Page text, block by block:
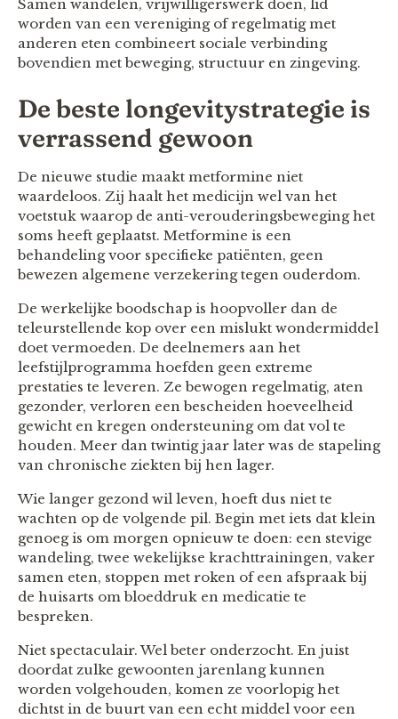
Samen wandelen, vrijwilligerswerk doen, lid
worden van een vereniging of regelmatig met
anderen eten combineert sociale verbinding
bovendien met beweging, structuur en zingeving.
De beste longevitystrategie is
verrassend gewoon
De nieuwe studie maakt metformine niet
waardeloos. Zij haalt het medicijn wel van het
voetstuk waarop de anti-verouderingsbeweging het
soms heeft geplaatst. Metformine is een
behandeling voor specifieke patiënten, geen
bewezen algemene verzekering tegen ouderdom.
De werkelijke boodschap is hoopvoller dan de
teleurstellende kop over een mislukt wondermiddel
doet vermoeden. De deelnemers aan het
leefstijlprogramma hoefden geen extreme
prestaties te leveren. Ze bewogen regelmatig, aten
gezonder, verloren een bescheiden hoeveelheid
gewicht en kregen ondersteuning om dat vol te
houden. Meer dan twintig jaar later was de stapeling
van chronische ziekten bij hen lager.
Wie langer gezond wil leven, hoeft dus niet te
wachten op de volgende pil. Begin met iets dat klein
genoeg is om morgen opnieuw te doen: een stevige
wandeling, twee wekelijkse krachttrainingen, vaker
samen eten, stoppen met roken of een afspraak bij
de huisarts om bloeddruk en medicatie te
bespreken.
Niet spectaculair. Wel beter onderzocht. En juist
doordat zulke gewoonten jarenlang kunnen
worden volgehouden, komen ze voorlopig het
dichtst in de buurt van een echt middel voor een